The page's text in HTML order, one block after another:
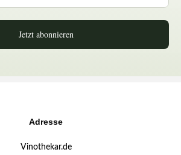
Jetzt abonnieren
Adresse
Vinothekar.de